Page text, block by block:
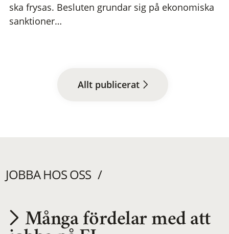
ska frysas. Besluten grundar sig på ekonomiska
sanktioner…
Allt publicerat
JOBBA HOS OSS
Många fördelar med att